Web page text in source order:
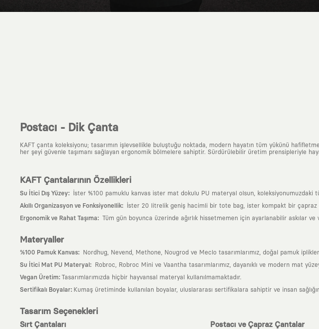
Postacı - Dik Çanta
KAFT çanta koleksiyonu; tasarımın işlevsellikle buluştuğu noktada, modern hayatın tüm yükünü
her şeyi güvenle taşımanı sağlayan ergonomik bölmelere sahiptir. Sürdürülebilir üretim prensipleriyle
KAFT Çantalarının Özellikleri
Su İtici Dış Yüzey: İster %100 pamuklu kanvas ister mat dokulu PU materyal olsun,
Akıllı Organizasyon ve Fonksiyonellik: İster 20 litrelik geniş hacimli bir tote bag, ister kompakt bir çapraz
Ergonomik ve Rahat Taşıma: Tüm gün boyunca üzerinde ağırlık hissetmemen için ayarlanabilir askılar
Materyaller
%100 Pamuk Kanvas: Nordhug, Nevend, Methone, Nougrod ve Meclo tasarımlarımız, doğal pamuk
Su İtici Mat PU Materyal : Robroc, Robroc Mini ve Vaantha tasarımlarımız, dayanıklı ve modern mat
Vegan Üretim: Tasarımlarımızda hiçbir hayvansal materyal kullanılmamaktadır.
Sertifikalı Boyalar: Kumaş üretiminde kullanılan boyalar, uluslararası sertifikalara sahiptir ve insan
Tasarım Seçenekleri
Sırt Çantaları Postacı ve Çapraz Çantalar